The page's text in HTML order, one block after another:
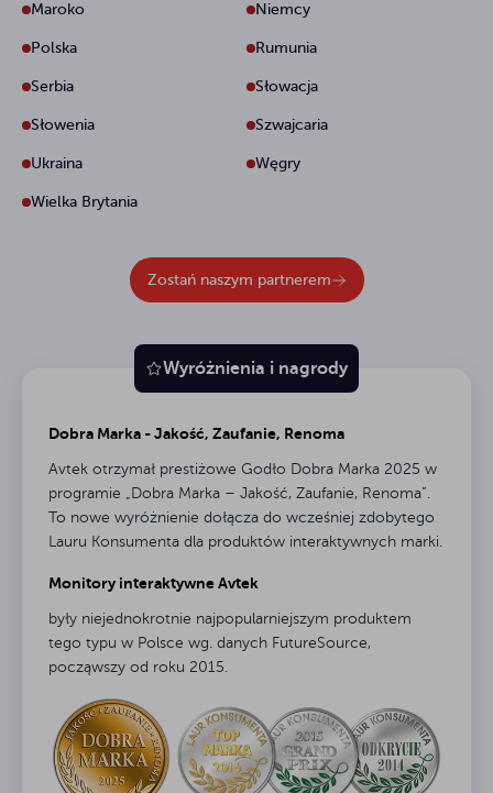
Maroko Niemcy
Polska Rumunia
Serbia Słowacja
Słowenia Szwajcaria
Ukraina Węgry
Wielka Brytania
Zostań naszym partnerem
Wyróżnienia i nagrody
Dobra Marka - Jakość, Zaufanie, Renoma
Avtek otrzymał prestiżowe Godło Dobra Marka 2025 w
programie „Dobra Marka – Jakość, Zaufanie, Renoma”.
To nowe wyróżnienie dołącza do wcześniej zdobytego
Lauru Konsumenta dla produktów interaktywnych marki.
Monitory interaktywne Avtek
były niejednokrotnie najpopularniejszym produktem
tego typu w Polsce wg. danych FutureSource,
począwszy od roku 2015.